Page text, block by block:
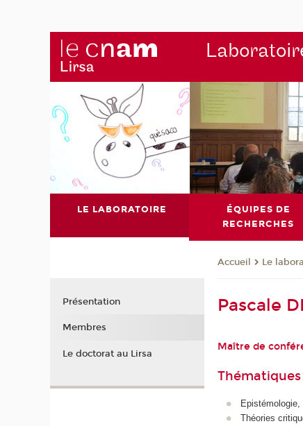
LE LABORATOIRE
ÉQUIPES DE
RECHERCHES
Accueil Le
Pascale
Maître de
Théories
Présentation
Membres
Le doctorat au Lirsa